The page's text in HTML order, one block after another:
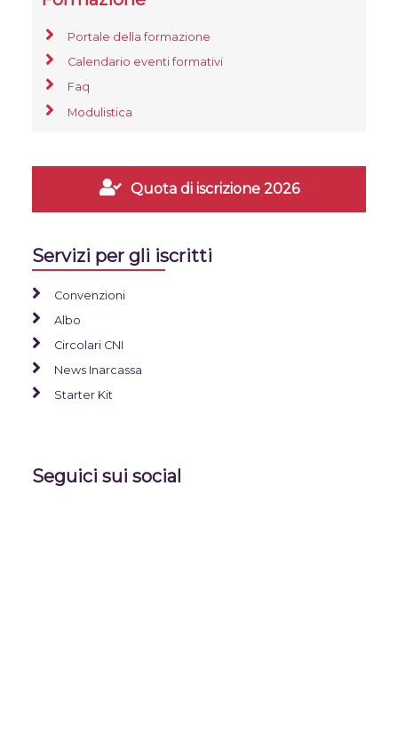
Portale della formazione
Calendario eventi formativi
Faq
Modulistica
Quota di iscrizione 2026
Servizi per gli iscritti
Convenzioni
Albo
Circolari CNI
News Inarcassa
Starter Kit
Seguici sui social